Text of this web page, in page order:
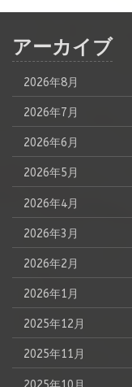
アーカイブ
2026年8月
2026年7月
2026年6月
2026年5月
2026年4月
2026年3月
2026年2月
2026年1月
2025年12月
2025年11月